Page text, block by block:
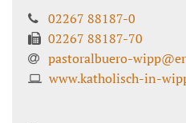
02267 88187-0
02267 88187-70
pastoralbuero-
www.katholisch-in-